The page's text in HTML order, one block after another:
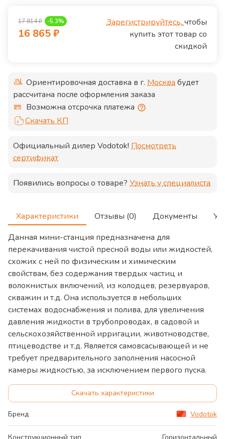
17 814₽ -5.3%
16 865₽
Зарегистрируйтесь,чтобы
купить этот товар со
скидкой
Ориентировочная доставка в г. Москвабудет
рассчитана после оформления заказа
Возможна отсрочка платежа
Скачать КП
Официальный дилер Vodotok! Посмотреть
сертификат
Появились вопросы о товаре? Узнать у специалиста
Характеристики Отзывы (0) Документы
Данная мини-станция предназначена для
перекачивания чистой пресной воды или жидкостей,
схожих с ней по физическим и химическим
свойствам, без содержания твердых частиц и
волокнистых включений, из колодцев, резервуаров,
скважин и т.д. Она используется в небольших
системах водоснабжения и полива, для увеличения
давления жидкости в трубопроводах, в садовой и
сельскохозяйственной ирригации, животноводстве,
птицеводстве и т.д. Является самовсасывающей и не
требует предварительного заполнения насосной
камеры жидкостью, за исключением первого пуска.
Скачать характеристики
Бренд Vodotok